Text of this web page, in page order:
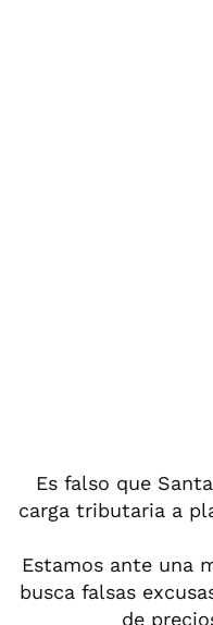
Es falso que
carga tributaria a
Estamos ante una
busca falsas
de